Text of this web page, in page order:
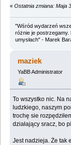
« Ostatnia zmiana: Maja
"Wśród wydarzeń
różnie je postrzegamy.
umysłach" - Marek
maziek
YaBB Administrator
To wszystko nic. Na
ludzkiego, naszym
trochę sie
działający sracz, bo
Jest nadzieja. Że tak